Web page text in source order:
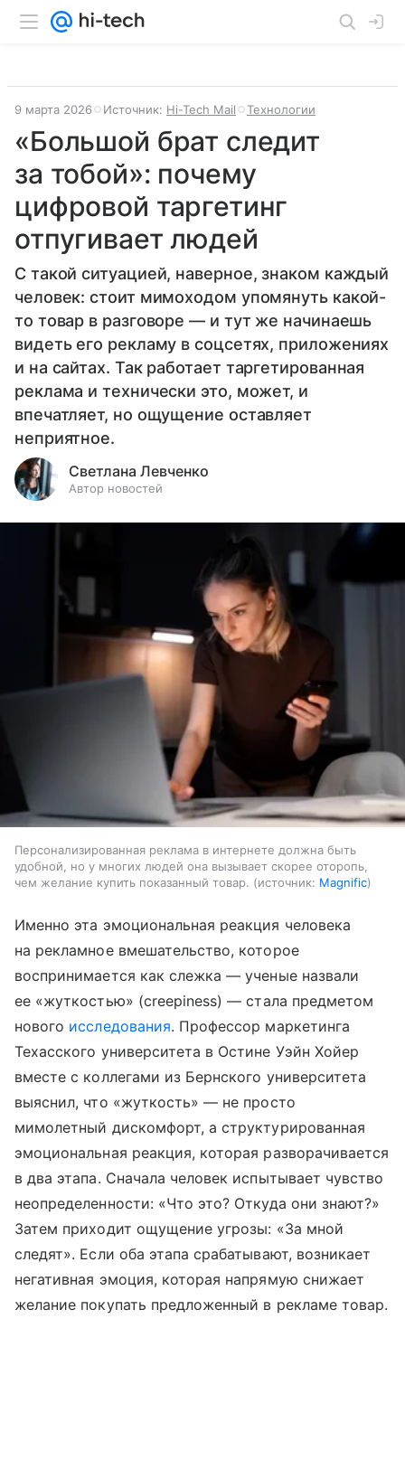
9 марта 2026 Источник: Hi-Tech Mail Технологии
«Большой брат следит
за тобой»: почему
цифровой таргетинг
отпугивает людей
С такой ситуацией, наверное, знаком каждый
человек: стоит мимоходом упомянуть какой-
то товар в разговоре — и тут же начинаешь
видеть его рекламу в соцсетях, приложениях
и на сайтах. Так работает таргетированная
реклама и технически это, может, и
впечатляет, но ощущение оставляет
неприятное.
Светлана Левченко
Автор новостей
Персонализированная реклама в интернете должна быть
удобной, но у многих людей она вызывает скорее оторопь,
чем желание купить показанный товар.
источник: Magnific
Именно эта эмоциональная реакция человека
на рекламное вмешательство, которое
воспринимается как слежка — ученые назвали
ее «жуткостью» (creepiness) — стала предметом
нового исследования. Профессор маркетинга
Техасского университета в Остине Уэйн Хойер
вместе с коллегами из Бернского университета
выяснил, что «жуткость» — не просто
мимолетный дискомфорт, а структурированная
эмоциональная реакция, которая разворачивается
в два этапа. Сначала человек испытывает чувство
неопределенности: «Что это? Откуда они знают?»
Затем приходит ощущение угрозы: «За мной
следят». Если оба этапа срабатывают, возникает
негативная эмоция, которая напрямую снижает
желание покупать предложенный в рекламе товар.